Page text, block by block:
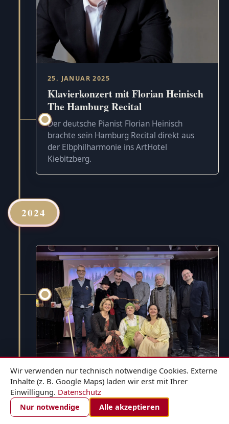
25. JANUAR 2025
Klavierkonzert mit Florian Heinisch
The Hamburg Recital
Der deutsche Pianist Florian Heinisch
brachte sein Hamburg Recital direkt aus
der Elbphilharmonie ins ArtHotel
Kiebitzberg.
2024
1. DEZEMBER 2024
Hänsel und Gretel - für die ganze
ZIMMER BUCHEN
Wir verwenden nur technisch notwendige Cookies. Externe
Inhalte (z. B. Google Maps) laden wir erst mit Ihrer
Einwilligung. Datenschutz
Nur notwendige Alle akzeptieren